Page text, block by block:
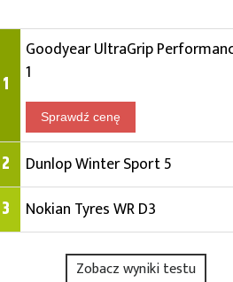
1
Goodyear UltraGrip
1
Sprawdź cenę
2 Dunlop Winter Sport 5
3 Nokian Tyres WR D3
Zobacz wyniki testu